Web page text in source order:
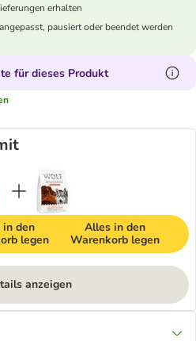
erhalten
pausiert oder beendet werden
für dieses Produkt
den
legen
Alles in den
Warenkorb legen
anzeigen